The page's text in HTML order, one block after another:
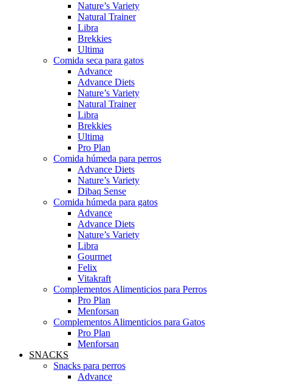
Nature’s Variety
Natural Trainer
Libra
Brekkies
Ultima
Comida seca para gatos
Advance
Advance Diets
Nature’s Variety
Natural Trainer
Libra
Brekkies
Ultima
Pro Plan
Comida húmeda para perros
Advance Diets
Nature’s Variety
Dibaq Sense
Comida húmeda para gatos
Advance
Advance Diets
Nature’s Variety
Libra
Gourmet
Felix
Vitakraft
Complementos Alimenticios para Perros
Pro Plan
Menforsan
Complementos Alimenticios para Gatos
Pro Plan
Menforsan
SNACKS
Snacks para perros
Advance